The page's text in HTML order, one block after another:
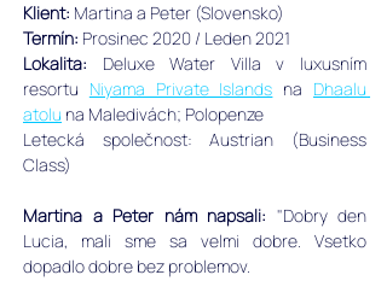
Klient: Martina a Peter (Slovensko)
Termín: Prosinec 2020 / Leden 2021
Lokalita:
Deluxe Water Villa v luxusním
resortu Niyama Private Islands na Dhaalu
atolu na Maledivách; Polopenze
Letecká společnost: Austrian (Business
Class)
Martina a Peter nám napsali: "Dobry den
Lucia, mali sme sa velmi dobre. Vsetko
dopadlo dobre bez problemov.